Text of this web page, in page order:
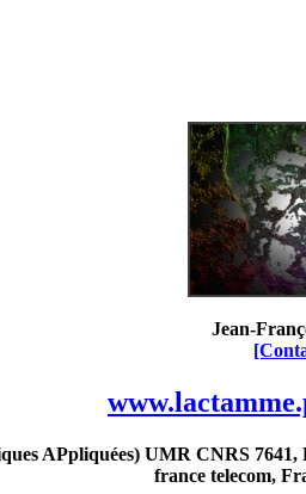
Jean-
APpliquées) UMR CNRS
france telecom,